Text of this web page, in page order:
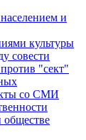
и
культуры
совести
"сект"
со СМИ
обществе